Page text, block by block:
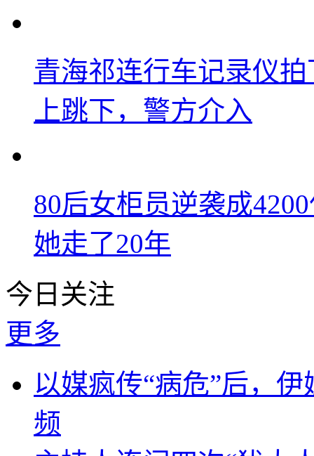
青海祁连行车记录仪
上跳下，警方介入
80后女柜员逆袭成
她走了20年
今日关注
更多
以媒疯传“病危”后，
频